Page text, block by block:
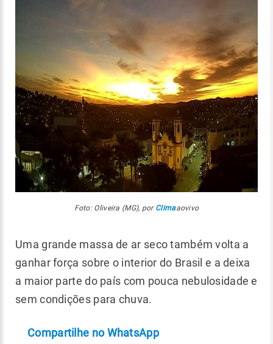
Foto: Oliveira (MG), por Climaaovivo
Uma grande massa de ar seco também volta a
ganhar força sobre o interior do Brasil e a deixa
a maior parte do país com pouca nebulosidade e
sem condições para chuva.
Compartilhe no WhatsApp